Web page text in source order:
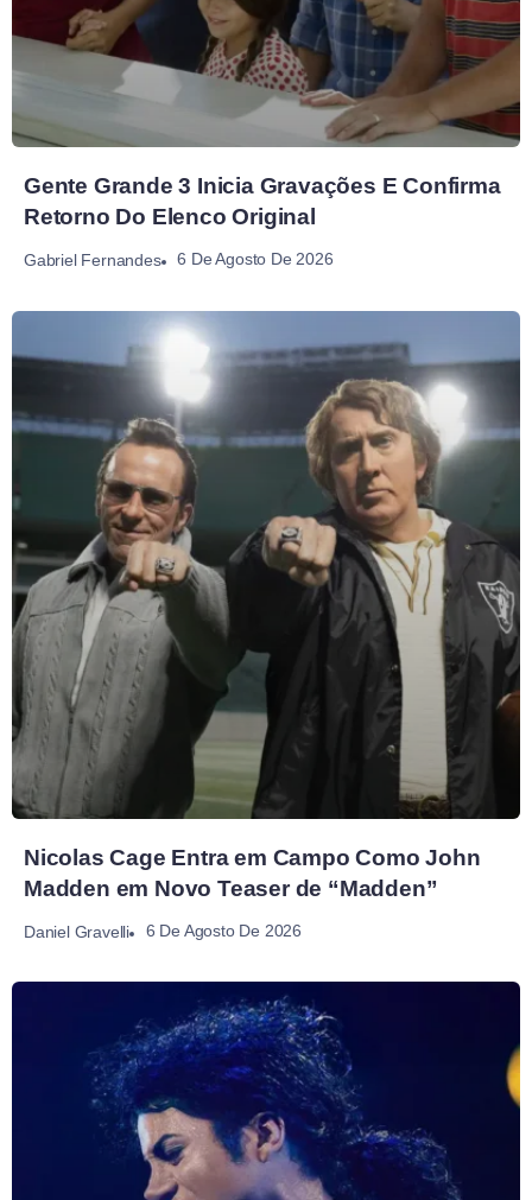
Gente Grande 3 Inicia Gravações E Confirma
Retorno Do Elenco Original
Gabriel Fernandes 6 De Agosto De 2026
Nicolas Cage Entra em Campo Como John
Madden em Novo Teaser de “Madden”
Daniel Gravelli 6 De Agosto De 2026